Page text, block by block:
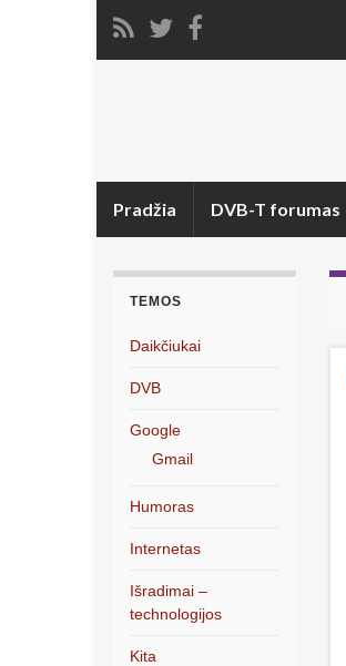
Pradžia DVB-T forumas
TEMOS
Daikčiukai
DVB
Google
Gmail
Humoras
Internetas
Išradimai –
technologijos
Kita